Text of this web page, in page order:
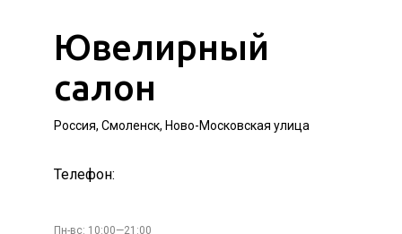
Ювелирный
салон
Россия, Смоленск, Ново-Московская улица
Телефон:
Пн-вс: 10:00—21:00